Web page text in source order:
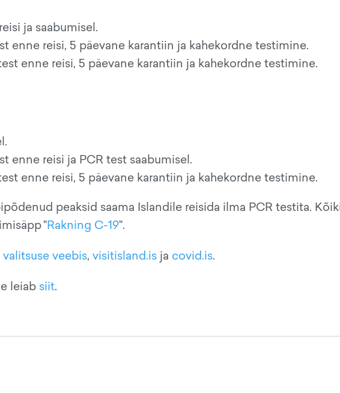
ja saabumisel.
enne reisi, 5 päevane karantiin ja kahekordne testimine.
enne reisi, 5 päevane karantiin ja kahekordne testimine.
enne reisi ja PCR test saabumisel.
enne reisi, 5 päevane karantiin ja kahekordne testimine.
peaksid saama Islandile reisida ilma PCR testita.
"Rakning C-19".
valitsuse veebis, visitisland.is ja covid.is.
leiab siit.